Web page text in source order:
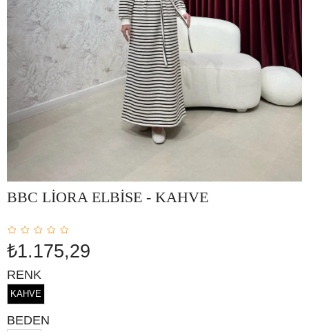
BBC LİORA ELBİSE - KAHVE
₺1.175,29
RENK
KAHVE
BEDEN